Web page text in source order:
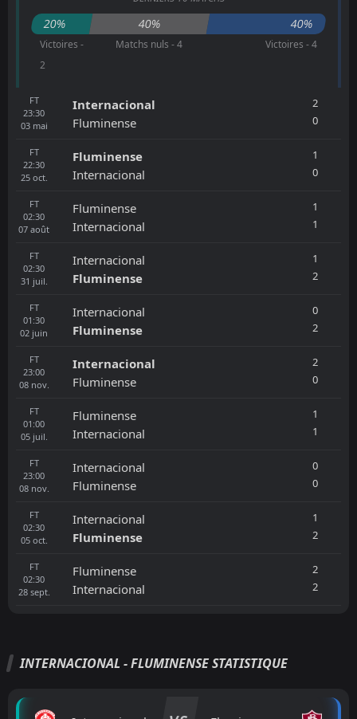
20% 40% 40%
Victoires -
2
Matchs nuls - 4 Victoires - 4
FT
23:30
03 mai
Internacional
Fluminense
2
0
FT
22:30
25 oct.
Fluminense
Internacional
1
0
FT
02:30
07 août
Fluminense
Internacional
1
1
FT
02:30
31 juil.
Internacional
Fluminense
1
2
FT
01:30
02 juin
Internacional
Fluminense
0
2
FT
23:00
08 nov.
Internacional
Fluminense
2
0
FT
01:00
05 juil.
Fluminense
Internacional
1
1
FT
23:00
08 nov.
Internacional
Fluminense
0
0
FT
02:30
05 oct.
Internacional
Fluminense
1
2
FT
02:30
28 sept.
Fluminense
Internacional
2
2
INTERNACIONAL - FLUMINENSE STATISTIQUE